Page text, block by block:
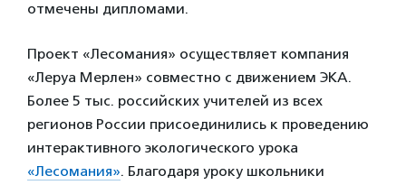
отмечены дипломами.
Проект «Лесомания» осуществляет компания
«Леруа Мерлен» совместно с движением ЭКА.
Более 5 тыс. российских учителей из всех
регионов России присоединились к проведению
интерактивного экологического урока
«Лесомания». Благодаря уроку школьники